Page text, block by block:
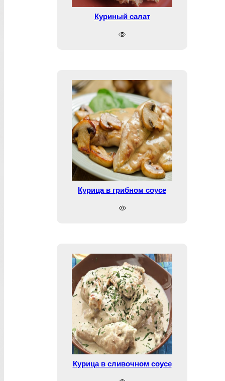
Куриный салат
Курица в грибном соусе
Курица в сливочном соусе